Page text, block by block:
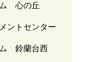
ム 心の丘
ントセンター
ム 鈴蘭台西